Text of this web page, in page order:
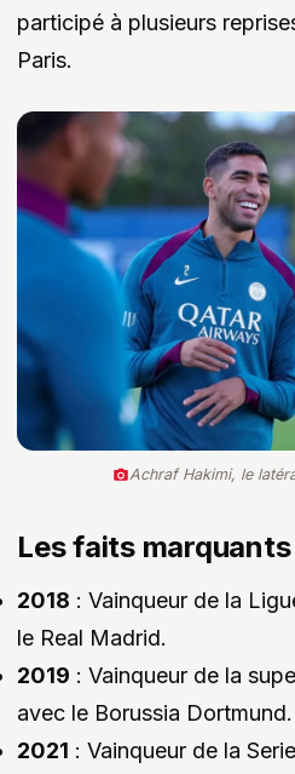
participé à plusieurs
Paris.
Achraf Hakimi, le
Les faits
2018 : Vainqueur de la
le Real Madrid.
2019 : Vainqueur de la
avec le Borussia Dortmund.
2021 : Vainqueur de la